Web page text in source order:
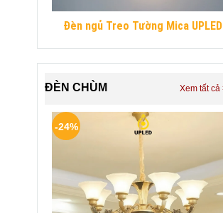
Đèn ngủ Treo Tường Mica UPLED
ĐÈN CHÙM
-24%